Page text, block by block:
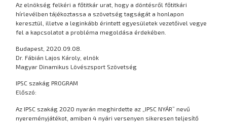
Az elnökség felkéri a főtitkár urat, hogy a döntésről főtitkári
hírlevélben tájékoztassa a szövetség tagságát a honlapon
keresztül, illetve a leginkább érintett egyesületek vezetőivel vegye
fel a kapcsolatot a probléma megoldása érdekében.
Budapest, 2020.09.08.
Dr. Fábián Lajos Károly, elnök
Magyar Dinamikus Lövészsport Szövetség
IPSC szakág PROGRAM
Előszó:
Az IPSC szakág 2020 nyarán meghirdette az „IPSC NYÁR” nevű
nyereményjátékot, amiben 4 nyári versenyen sikeresen teljesítő